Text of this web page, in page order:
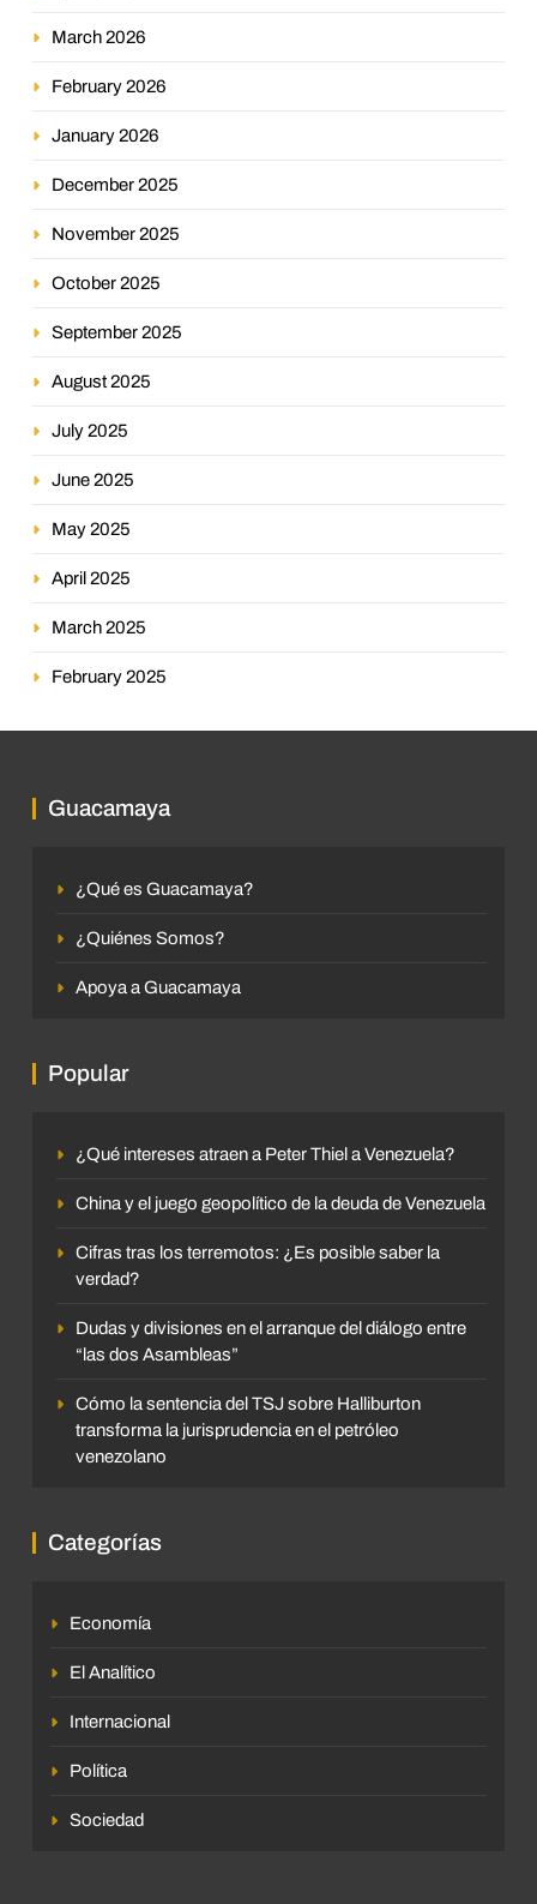
March 2026
February 2026
January 2026
December 2025
November 2025
October 2025
September 2025
August 2025
July 2025
June 2025
May 2025
April 2025
March 2025
February 2025
Guacamaya
¿Qué es Guacamaya?
¿Quiénes Somos?
Apoya a Guacamaya
Popular
¿Qué intereses atraen a Peter Thiel a Venezuela?
China y el juego geopolítico de la deuda de Venezuela
Cifras tras los terremotos: ¿Es posible saber la
verdad?
Dudas y divisiones en el arranque del diálogo entre
“las dos Asambleas”
Cómo la sentencia del TSJ sobre Halliburton
transforma la jurisprudencia en el petróleo
venezolano
Categorías
Economía
El Analítico
Internacional
Política
Sociedad